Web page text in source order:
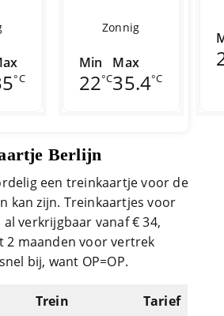
°C
Zonnig
Min
22°C
Max
35.4°C
Berlijn
een treinkaartje voor de
kan zijn. Treinkaartjes voor
al verkrijgbaar vanaf € 34,
2 maanden voor vertrek
bij, want OP=OP.
Trein
Tarief